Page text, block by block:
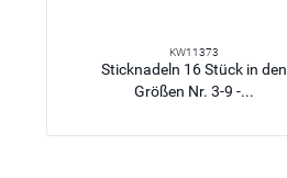
KW11373
Sticknadeln 16 Stück in den
Größen Nr. 3-9 -...